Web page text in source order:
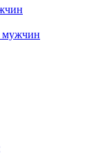
мужчин